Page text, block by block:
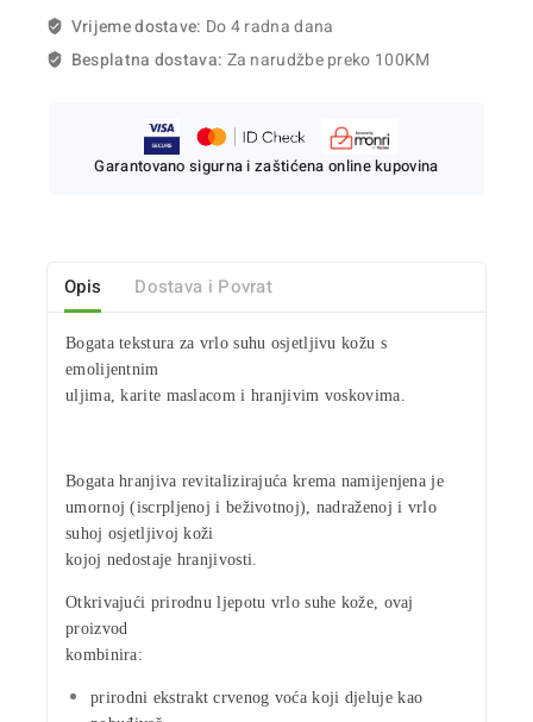
Vrijeme dostave: Do 4 radna dana
Besplatna dostava: Za narudžbe preko 100KM
Garantovano sigurna i zaštićena online kupovina
Opis Dostava i Povrat
Bogata tekstura za vrlo suhu osjetljivu kožu s
emolijentnim
uljima,karite maslacomi hranjivim voskovima.
Bogata hranjiva revitalizirajuća krema namijenjena je
umornoj(iscrpljenoj i beživotnoj), nadraženoji vrlo
suhoj osjetljivoj koži
kojoj nedostaje hranjivosti.
Otkrivajući prirodnu ljepotu vrlo suhe kože, ovaj
proizvod
kombinira:
prirodni ekstrakt crvenog voća koji djeluje kao